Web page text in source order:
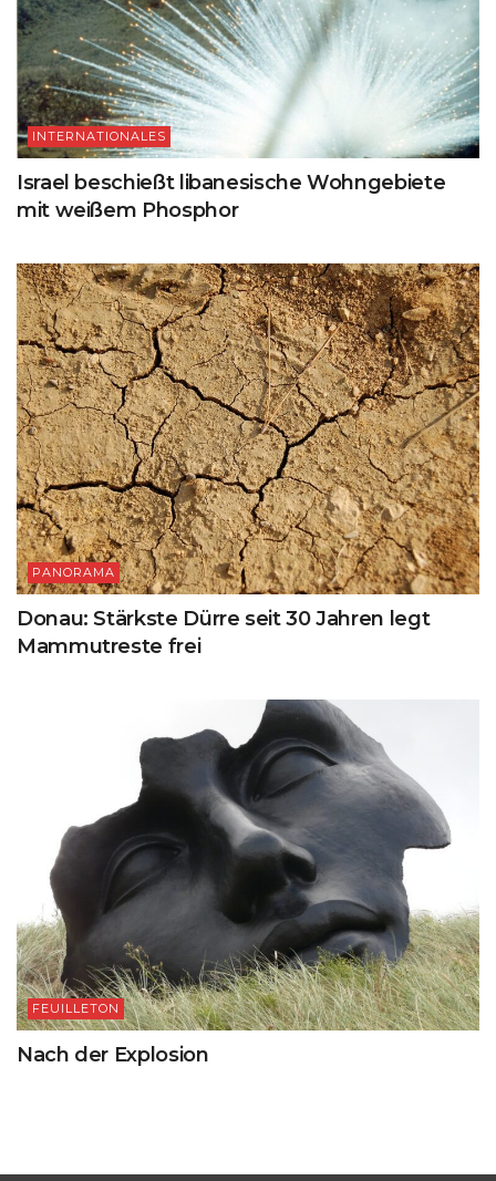
INTERNATIONALES
Israel beschießt libanesische Wohngebiete
mit weißem Phosphor
PANORAMA
Donau: Stärkste Dürre seit 30 Jahren legt
Mammutreste frei
FEUILLETON
Nach der Explosion